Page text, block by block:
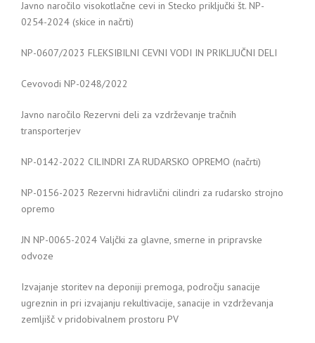
Javno naročilo visokotlačne cevi in Stecko priključki št. NP-
0254-2024 (skice in načrti)
NP-0607/2023 FLEKSIBILNI CEVNI VODI IN PRIKLJUČNI DELI
Cevovodi NP-0248/2022
Javno naročilo Rezervni deli za vzdrževanje tračnih
transporterjev
NP-0142-2022 CILINDRI ZA RUDARSKO OPREMO (načrti)
NP-0156-2023 Rezervni hidravlični cilindri za rudarsko strojno
opremo
JN NP-0065-2024 Valjčki za glavne, smerne in pripravske
odvoze
Izvajanje storitev na deponiji premoga, področju sanacije
ugreznin in pri izvajanju rekultivacije, sanacije in vzdrževanja
zemljišč v pridobivalnem prostoru PV